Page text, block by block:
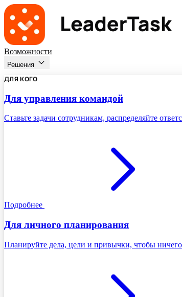
Возможности
Решения
ДЛЯ КОГО
Для управления командой
Ставьте задачи сотрудникам, распределяйте
Подробнее
Для личного планирования
Планируйте дела, цели и привычки, чтобы